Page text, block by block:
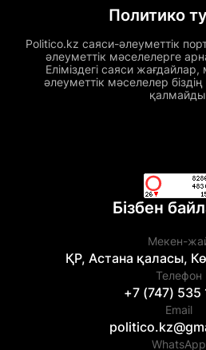
Политико
Politico.kz саяси-әлеуметтік
әлеуметтік мәселелерге
Еліміздегі саяси
әлеуметтік мәселелер
Бізбен
Мекен-
ҚР, Астана қаласы,
Телефон
+7 (747) 535
Email
WhatsApp